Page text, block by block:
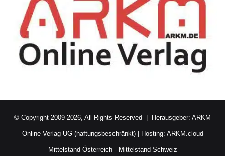
© Copyright 2009-2026, All Rights Reserved | Herausgeber: ARKM
Online Verlag UG (haftungsbeschränkt)| Hosting: ARKM.cloud
Mittelstand Österreich- Mittelstand Schweiz